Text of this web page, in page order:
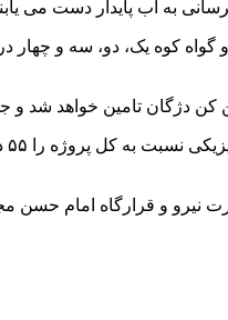
بر 863 نفر در چهار روستا از نعمت آب
نیرو و قرارگاه امام حسن